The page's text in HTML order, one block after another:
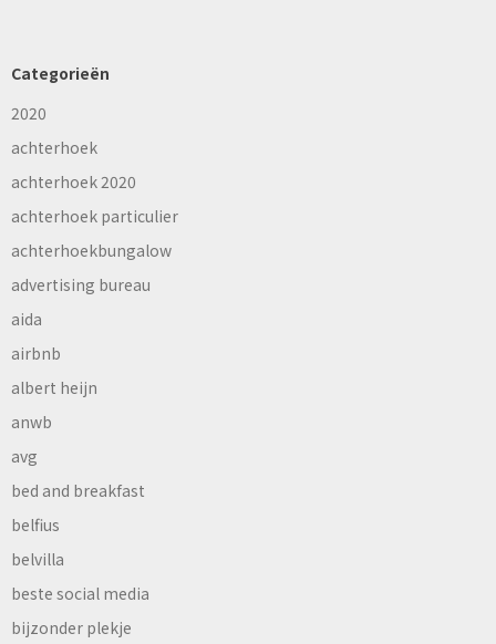
Categorieën
2020
achterhoek
achterhoek 2020
achterhoek particulier
achterhoekbungalow
advertising bureau
aida
airbnb
albert heijn
anwb
avg
bed and breakfast
belfius
belvilla
beste social media
bijzonder plekje